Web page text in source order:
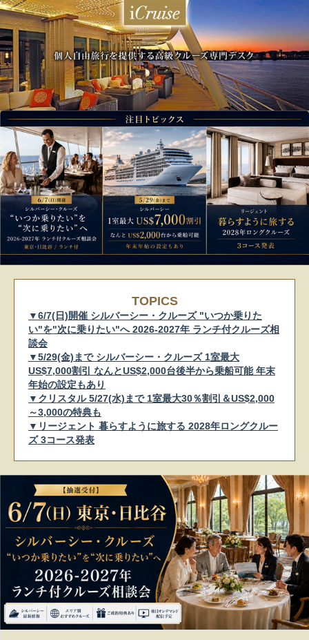
TOPICS
▼6/7(日)開催 シルバーシー・クルーズ "いつか乗りた
い"を"次に乗りたい"へ 2026-2027年 ランチ付クルーズ相
談会
▼5/29(金)まで シルバーシー・クルーズ 1室最大
US$7,000割引 なんとUS$2,000台後半から乗船可能 年末
年始の設定もあり
▼クリスタル 5/27(水)まで 1室最大30％割引＆US$2,000
～3,000の特典も
▼リージェント 暮らすように旅する 2028年ロングクルー
ズ 3コース発表